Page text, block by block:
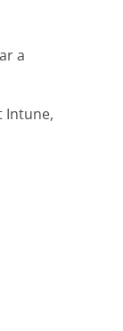
a
Intune,